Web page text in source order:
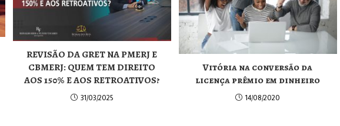
REVISÃO DA GRET NA PMERJ E
CBMERJ: QUEM TEM DIREITO
AOS 150% E AOS RETROATIVOS?
31/03/2025
Vitória na conversão da
licença prêmio em dinheiro
14/08/2020